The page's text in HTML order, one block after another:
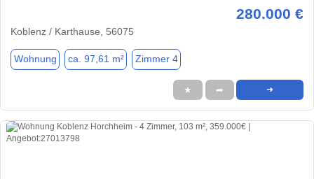
280.000 €
Koblenz / Karthause, 56075
Wohnung ca. 97,61 m² Zimmer 4
★ ➦ ➜